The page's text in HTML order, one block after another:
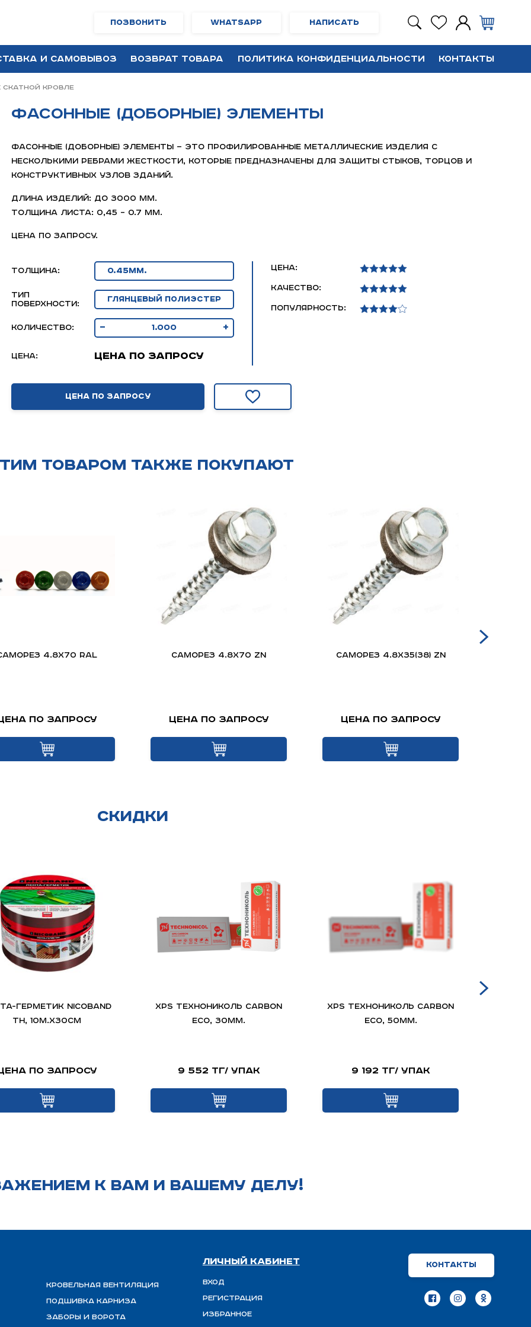
Позвонить WhatsApp Написать
и самовывоз Возврат товара Политика конфиденциальности Контакты
кровле
Фасонные (доборные) элементы
Фасонные (доборные) элементы — это профилированные металлические изделия с
несколькими ребрами жесткости, которые предназначены для защиты стыков, торцов и
конструктивных узлов зданий.
Длина изделий: до 3000 мм.
Толщина листа: 0,45 – 0.7 мм.
Цена по запросу.
толщина:
Тип
поверхности:
Количество: - +
Цена: Цена по запросу
Цена:
Качество:
Популярность:
Цена по запросу
товаром также покупают
4.8х70 RAL
по запросу
Саморез 4.8х70 Zn
Цена по запросу
Саморез 4.8х35(38) Zn
Цена по запросу
Скидки
ГЕРМЕТИК NICOBAND
ТН, 10м.х30см
по запросу
XPS ТЕХНОНИКОЛЬ CARBON
ECO, 30мм.
9 552 тг/ упак
XPS ТЕХНОНИКОЛЬ CARBON
ECO, 50мм.
9 192 тг/ упак
К ВАМ И ВАШЕМУ ДЕЛУ!
Кровельная вентиляция
Подшивка карниза
Заборы и ворота
Личный кабинет
Вход
Регистрация
Избранное
Контакты